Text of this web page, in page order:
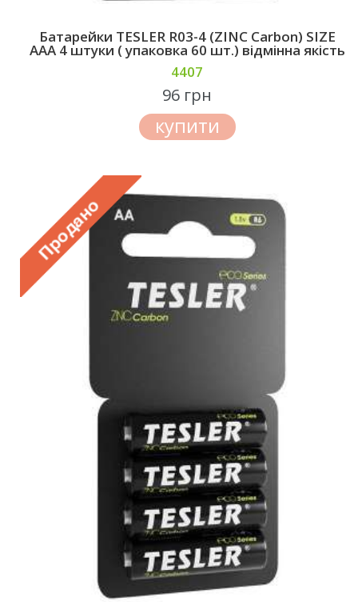
Батарейки TESLER R03-4 (ZINC Carbon) SIZE
AAA 4 штуки ( упаковка 60 шт.) відмінна якість
4407
96 грн
купити